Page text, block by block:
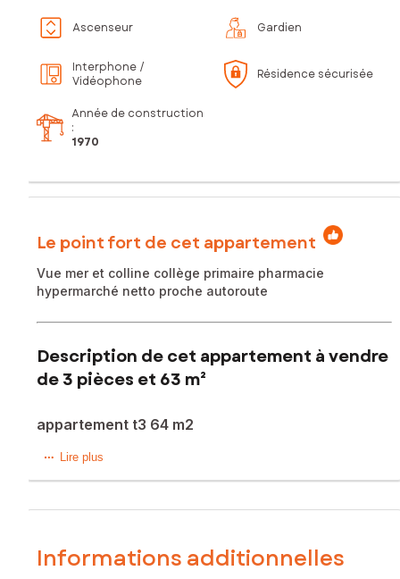
Ascenseur Gardien
Interphone /
Vidéophone
Résidence sécurisée
Année de construction
:
1970
Le point fort de cet appartement
Vue mer et colline collège primaire pharmacie
hypermarché netto proche autoroute
Description de cet appartement à vendre
de 3 pièces et 63 m²
appartement t3 64 m2
Situé dans le 14e arrondissement de Marseille (13014), cet
lycées et crèches. Les commodités telles que l'ascenseur,
connexion fibre renforcent le confort de vie au quotidien.
De plus, la proximité des transports en commun, notamment
Lire plus
Informations additionnelles